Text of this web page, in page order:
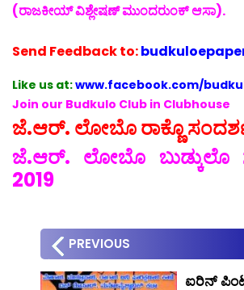
(ರಾಜಕೀಯ್ ವಿಶ್ಲೇಷಣ್ ಮುಂದರುಂಕ್ ಆಸಾ).
Send Feedback to:
Like us at:www.facebook.com/
Join our Budkulo Club in Clubhouse
ಜೆ.ಆರ್. ಲೋಬೊ ರಾಕ್ಣೊ
ಜೆ.ಆರ್. ಲೋಬೊ ಬುಡ್ಕುಲೊ
2019
PREVIOUS
ಐರಿನ್